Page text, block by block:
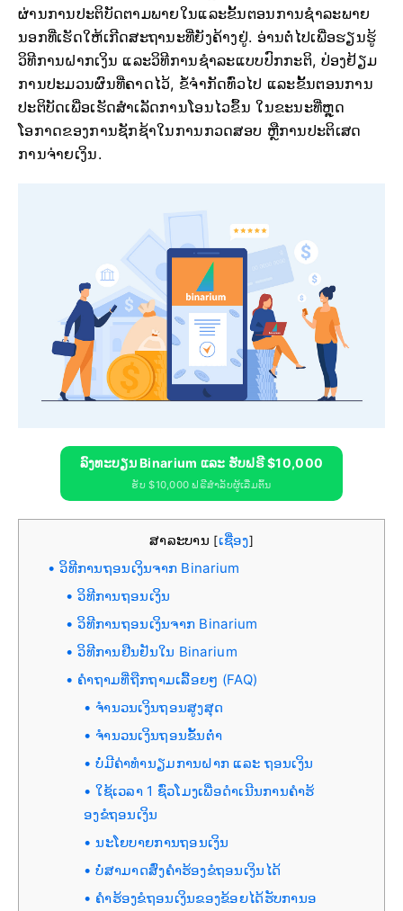
ຜ່ານການປະຕິບັດຕາມພາຍໃນແລະຂັ້ນຕອນການຊໍາລະພາຍ
ນອກທີ່ເຮັດໃຫ້ເກີດສະຖານະທີ່ຍັງຄ້າງຢູ່. ອ່ານຕໍ່ໄປເພື່ອຮຽນຮູ້
ວິທີການຝາກເງິນ ແລະວິທີການຊໍາລະແບບປົກກະຕິ, ປ່ອງຢ້ຽມ
ການປະມວນຜົນທີ່ຄາດໄວ້, ຂໍ້ຈໍາກັດທົ່ວໄປ ແລະຂັ້ນຕອນການ
ປະຕິບັດເພື່ອເຮັດສຳເລັດການໂອນໄວຂຶ້ນ ໃນຂະນະທີ່ຫຼຸດ
ໂອກາດຂອງການຊັກຊ້າໃນການກວດສອບ ຫຼືການປະຕິເສດ
ການຈ່າຍເງິນ.
ລົງທະບຽນ Binarium ແລະ ຮັບຟຣີ $10,000
ຮັບ $10,000 ຟຣີສຳລັບຜູ້ເລີ່ມຕົ້ນ
ສາລະບານ [ເຊື່ອງ]
ວິທີການຖອນເງິນຈາກ Binarium
ວິທີການຖອນເງິນ
ວິທີການຖອນເງິນຈາກ Binarium
ວິທີການຢືນຢັນໃນ Binarium
ຄຳຖາມທີ່ຖືກຖາມເລື້ອຍໆ (FAQ)
ຈຳນວນເງິນຖອນສູງສຸດ
ຈຳນວນເງິນຖອນຂັ້ນຕ່ຳ
ບໍ່ມີຄ່າທຳນຽມການຝາກ ແລະ ຖອນເງິນ
ໃຊ້ເວລາ 1 ຊົ່ວໂມງເພື່ອດຳເນີນການຄຳຮ້
ອງຂໍຖອນເງິນ
ນະໂຍບາຍການຖອນເງິນ
ບໍ່ສາມາດສົ່ງຄຳຮ້ອງຂໍຖອນເງິນໄດ້
ຄຳຮ້ອງຂໍຖອນເງິນຂອງຂ້ອຍໄດ້ຮັບການອ